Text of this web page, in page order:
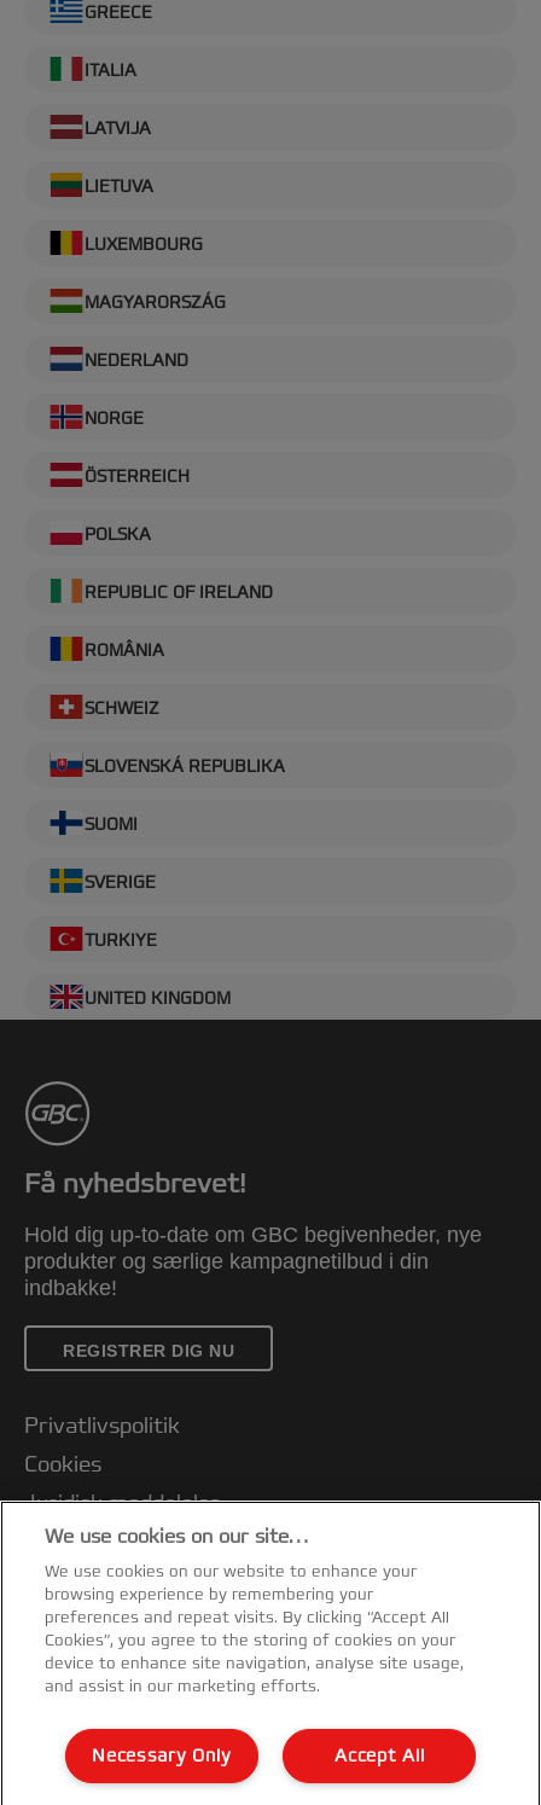
GREECE
ITALIA
LATVIJA
LIETUVA
LUXEMBOURG
MAGYARORSZÁG
NEDERLAND
NORGE
ÖSTERREICH
POLSKA
REPUBLIC OF IRELAND
ROMÂNIA
SCHWEIZ
SLOVENSKÁ REPUBLIKA
SUOMI
SVERIGE
TURKIYE
UNITED KINGDOM
Få nyhedsbrevet!
Hold dig up-to-date om GBC begivenheder, nye
produkter og særlige kampagnetilbud i din
indbakke!
REGISTRER DIG NU
Privatlivspolitik
Cookies
Juridisk meddelelse
Aftryk
Kundesupport
Administrer mine data
Vejledning om genbrug af emballage
Overensstemmelseserklæringer
Garantibetingelser
Sitemap
We use cookies on our site…
We use cookies on our website to enhance your
browsing experience by remembering your
preferences and repeat visits. By clicking “Accept All
Cookies”, you agree to the storing of cookies on your
device to enhance site navigation, analyse site usage,
and assist in our marketing efforts.
Accept All
Necessary Only